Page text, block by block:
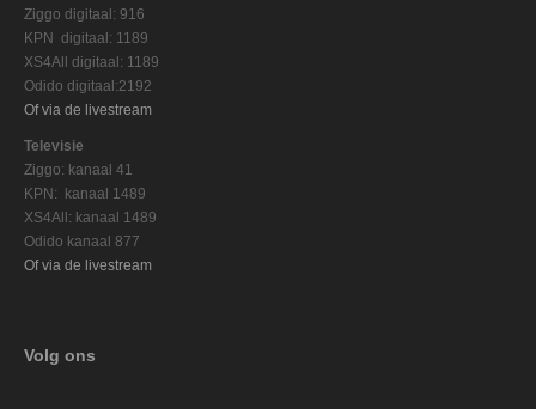
Ziggo digitaal: 916
KPN digitaal: 1189
XS4All digitaal: 1189
Odido digitaal:2192
Of via de livestream
Televisie
Ziggo: kanaal 41
KPN: kanaal 1489
XS4All: kanaal 1489
Odido kanaal 877
Of via de livestream
Volg ons